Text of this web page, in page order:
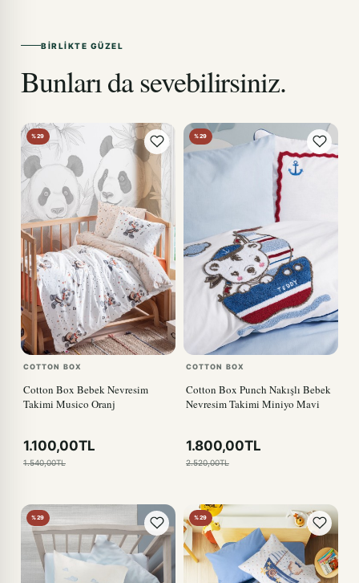
BIRLIKTE GÜZEL
Bunları da sevebilirsiniz.
%29
COTTON BOX
Cotton Box Bebek Nevresim
Takimi Musico Oranj
1.100,00TL
1.540,00TL
%29
COTTON BOX
Cotton Box Punch Nakışlı Bebek
Nevresim Takimi Miniyo Mavi
1.800,00TL
2.520,00TL
%29 %29